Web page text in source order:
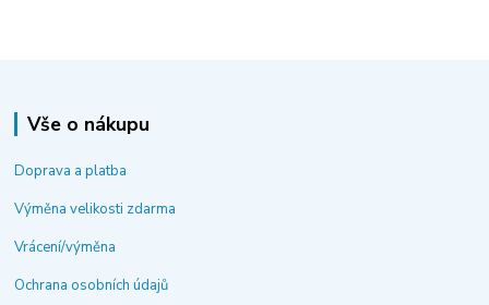
Vše o nákupu
Doprava a platba
Výměna velikosti zdarma
Vrácení/výměna
Ochrana osobních údajů